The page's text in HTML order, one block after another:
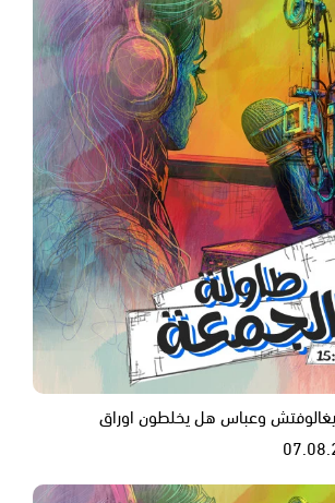
وعباس هل يخلطون اوراق